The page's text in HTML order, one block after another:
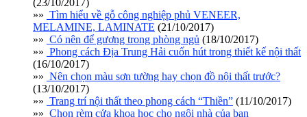
»» Tìm hiểu về gỗ công nghiệp phủ VENEER,
MELAMINE, LAMINATE (21/10/2017)
»» Có nên để gương trong phòng ngủ (18/10/2017)
»» Phong cách Địa Trung Hải cuốn hút trong thiết kế nội thất
(16/10/2017)
»» Nên chọn màu sơn tường hay chọn đồ nội thất trước?
(13/10/2017)
»» Trang trí nội thất theo phong cách “Thiền” (11/10/2017)
»» Chọn rèm cửa khoa học cho ngôi nhà của bạn